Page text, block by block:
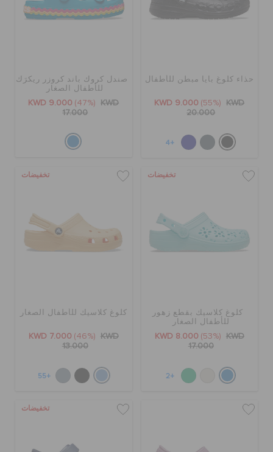
تحديد موقع المتجر
الطلبيات المرتجعة
خدمة العملاء
حذاء كلوغ بايا مبطن للأطفال
KWD 9.000 (55%)
KWD
20.000
+4
صندل كروك باند كروزر ريكرَك
للأطفال الصغار
KWD 9.000 (47%)
KWD
17.000
تخفيضات
كلوغ كلاسيك بقطع زهور
للأطفال الصغار
KWD 8.000 (53%)
KWD
17.000
+2
تخفيضات
كلوغ كلاسيك للأطفال الصغار
KWD 7.000 (46%)
KWD
13.000
+55
تخفيضات